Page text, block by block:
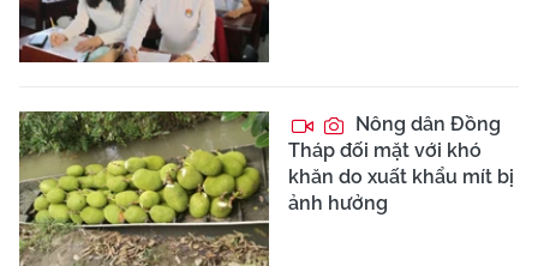
Nông dân Đồng
Tháp đối mặt với khó
khăn do xuất khẩu mít bị
ảnh hưởng